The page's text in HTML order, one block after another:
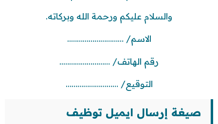
والسلام عليكم ورحمة الله وبركاته.
الاسم/ ………………………..
رقم الهاتف/ ……………………..
التوقيع/ ………………………
صيغة إرسال ايميل توظيف